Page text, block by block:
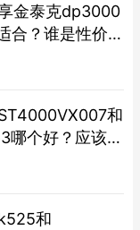
金泰克dp3000
合？谁是性价
和
个好？应该怎
和